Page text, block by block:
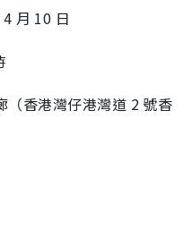
月 10 日
（香港灣仔港灣道 2 號香